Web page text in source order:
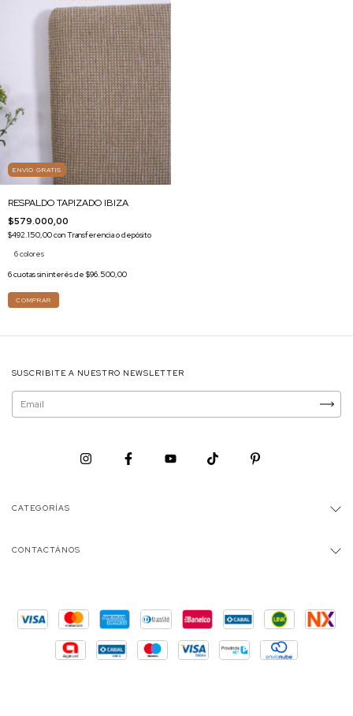
ENVÍO GRATIS
RESPALDO TAPIZADO IBIZA
$579.000,00
$492.150,00conTransferencia o depósito
6 colores
6cuotas sin interés de $96.500,00
COMPRAR
SUSCRIBITE A NUESTRO NEWSLETTER
CATEGORÍAS
CONTACTÁNOS